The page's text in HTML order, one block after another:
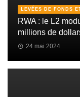
LEVÉES DE FONDS
RWA : le L2
millions de
24 mai 2024